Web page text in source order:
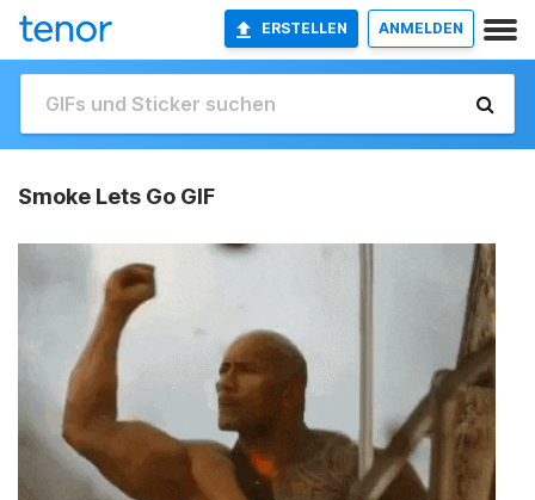
ERSTELLEN ANMELDEN
Smoke Lets Go GIF